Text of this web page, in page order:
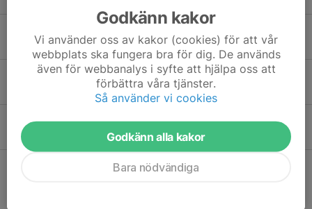
9 jun 2025 1
Ny hemsida!
2 jun 2025 0
Vikarie på dagens ridlektion
0
Godkänn kakor
Vi använder oss av kakor (cookies) för att vår
webbplats ska fungera bra för dig. De används
även för webbanalys i syfte att hjälpa oss att
förbättra våra tjänster.
Så använder vi cookies
Godkänn alla kakor
Bara nödvändiga